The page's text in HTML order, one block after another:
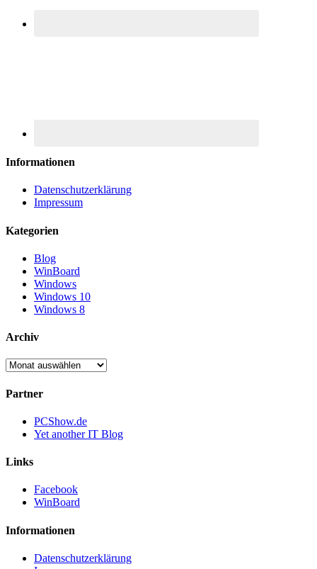
Informationen
Datenschutzerklärung
Impressum
Kategorien
Blog
WinBoard
Windows
Windows 10
Windows 8
Archiv
Archiv
Partner
PCShow.de
Yet another IT Blog
Links
Facebook
WinBoard
Informationen
Datenschutzerklärung